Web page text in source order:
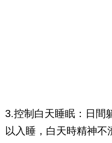
3.控制白天睡眠：日間
以入睡，白天時精神不